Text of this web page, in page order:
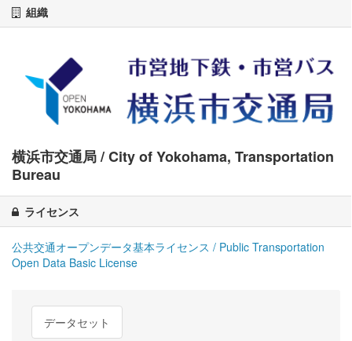
組織
横浜市交通局 / City of Yokohama, Transportation
Bureau
ライセンス
公共交通オープンデータ基本ライセンス / Public Transportation
Open Data Basic License
データセット